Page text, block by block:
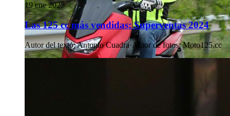
19 ene 2025
Las 125 cc más vendidas: Superventas 2024
Autor del texto:Antonio Cuadra·Autor de fotos: Moto125.cc